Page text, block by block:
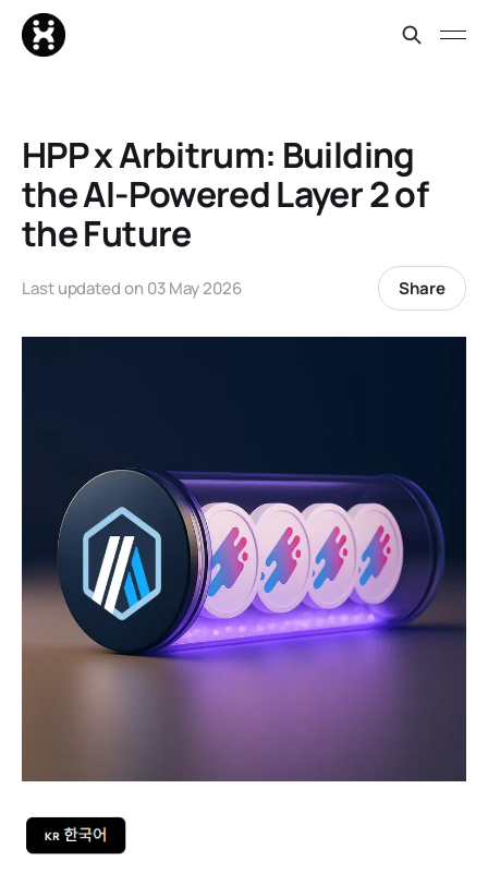
HPP x Arbitrum: Building
the AI-Powered Layer 2 of
the Future
Last updated on 03 May 2026 Share